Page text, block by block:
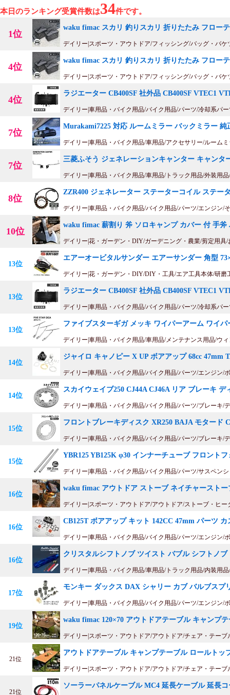
本日のランキング受賞件数は34件です。
1位
waku fimac スカリ 釣りスカリ 折りたたみ フロー
デイリー|スポーツ・アウトドア/フィッシング/バッグ・バケ
4位
waku fimac スカリ 釣りスカリ 折りたたみ フロー
デイリー|スポーツ・アウトドア/フィッシング/バッグ・バケ
4位
ラジエーター CB400SF 社外品 CB400SF VTEC1
デイリー|車用品・バイク用品/バイク用品/パーツ/冷却系パ
7位
Murakami7225 対応 ルームミラー バックミラー
デイリー|車用品・バイク用品/車用品/アクセサリー/ルーム
7位
三菱ふそう ジェネレーションキャンター キャン
デイリー|車用品・バイク用品/車用品/トラック用品/外装用
8位
ZZR400 ジェネレーター ステーターコイル ステ
デイリー|車用品・バイク用品/バイク用品/パーツ/エンジン/
10位
waku fimac 薪割り 斧 ソロキャンプ カバー 付 手
デイリー|花・ガーデン・DIY/ガーデニング・農業/剪定用具/
13位
エアーオービタルサンダー エアーサンダー 角型
デイリー|花・ガーデン・DIY/DIY・工具/エア工具本体/研磨
13位
ラジエーター CB400SF 社外品 CB400SF VTEC1
デイリー|車用品・バイク用品/バイク用品/パーツ/冷却系パ
13位
ファイブスターギガ メッキ ワイパーアーム ワイ
デイリー|車用品・バイク用品/車用品/メンテナンス用品/ウ
14位
ジャイロ キャノピー X UP ボアアップ 68cc 47mm
デイリー|車用品・バイク用品/バイク用品/パーツ/エンジン/
14位
スカイウェイブ250 CJ44A CJ46A リア ブレーキ デ
デイリー|車用品・バイク用品/バイク用品/パーツ/ブレーキ/
15位
フロントブレーキディスク XR250 BAJA モタード
デイリー|車用品・バイク用品/バイク用品/パーツ/ブレーキ/
15位
YBR125 YB125K φ30 インナーチューブ フロント
デイリー|車用品・バイク用品/バイク用品/パーツ/サスペン
16位
waku fimac アウトドア ストーブ ネイチャースト
デイリー|スポーツ・アウトドア/アウトドア/ストーブ・ヒー
16位
CB125T ボアアップ キット 142CC 47mm パーツ
デイリー|車用品・バイク用品/バイク用品/パーツ/エンジン/
16位
クリスタルシフトノブ ツイスト バブル シフトノ
デイリー|車用品・バイク用品/車用品/トラック用品/内装用
17位
モンキー ダックス DAX シャリー カブ バルブス
デイリー|車用品・バイク用品/バイク用品/パーツ/エンジン/
19位
waku fimac 120×70 アウトドアテーブル キャンプ
デイリー|スポーツ・アウトドア/アウトドア/チェア・テー
21位
アウトドアテーブル キャンプテーブル ロールト
デイリー|スポーツ・アウトドア/アウトドア/チェア・テー
21位
ソーラーパネルケーブル MC4 延長ケーブル 延長